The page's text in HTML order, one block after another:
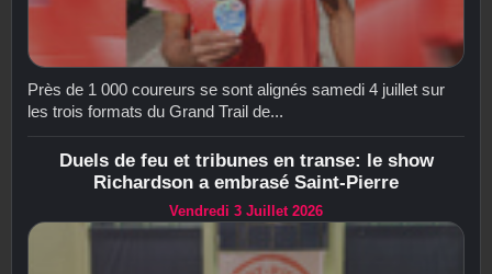
Près de 1 000 coureurs se sont alignés samedi 4 juillet sur
les trois formats du Grand Trail de...
Duels de feu et tribunes en transe: le show
Richardson a embrasé Saint-Pierre
Vendredi 3 Juillet 2026